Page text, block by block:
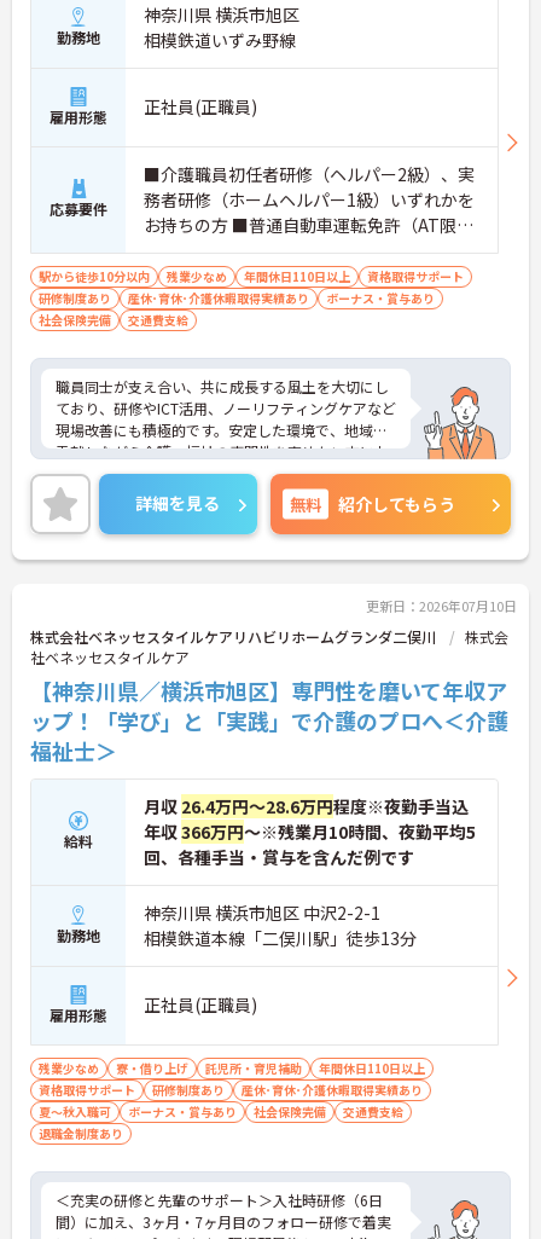
勤務地
神奈川県 横浜市旭区
相模鉄道いずみ野線
雇用形態 正社員(正職員)
応募要件
■介護職員初任者研修（ヘルパー2級）、実
務者研修（ホームヘルパー1級）いずれかを
お持ちの方 ■普通自動車運転免許（AT限定
可）※業務で運転します
駅から徒歩10分以内 残業少なめ 年間休日110日以上
資格取得サポート
研修制度あり
産休･育休･介護休暇取得実績あり
ボーナス・賞与あり
社会保険完備
交通費支給
職員同士が支え合い、共に成長する風土を大切にし
ており、研修やICT活用、ノーリフティングケアなど
現場改善にも積極的です。安定した環境で、地域に
貢献しながら介護・福祉の専門性を高めたい方にお
すすめです。
ご興味ある方には、面接対策ポイントなど、さらに
詳細をお話しいたしますのでお気軽にご相談くださ
い！
詳細を見る 無料 紹介してもらう
更新日：2026年07月10日
株式会社ベネッセスタイルケアリハビリホームグランダ二俣川
株式会
社ベネッセスタイルケア
【神奈川県／横浜市旭区】専門性を磨いて年収ア
ップ！「学び」と「実践」で介護のプロへ＜介護
福祉士＞
給料
月収 26.4万円～28.6万円程度※夜勤手当込
年収366万円～※残業月10時間、夜勤平均5
回、各種手当・賞与を含んだ例です
勤務地
神奈川県 横浜市旭区 中沢2-2-1
相模鉄道本線「二俣川駅」徒歩13分
雇用形態 正社員(正職員)
残業少なめ 寮・借り上げ 託児所・育児補助
年間休日110日以上
資格取得サポート
研修制度あり
産休･育休･介護休暇取得実績あり
夏～秋入職可
ボーナス・賞与あり 社会保険完備
交通費支給
退職金制度あり
＜充実の研修と先輩のサポート＞入社時研修（6日
間）に加え、3ヶ月・7ヶ月目のフォロー研修で着実